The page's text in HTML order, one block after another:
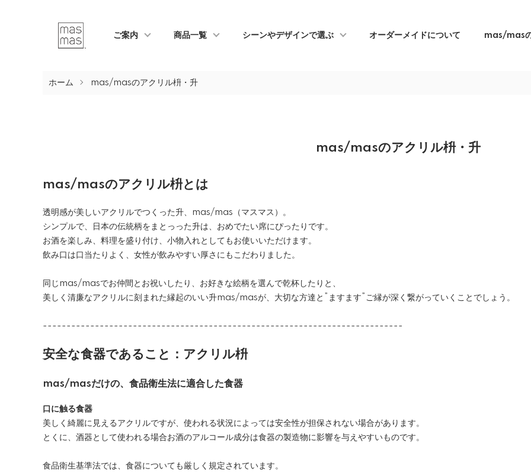
ご案内 商品一覧 シーンやデザインで選ぶ オーダーメイドについて mas/mas
ホーム mas/masのアクリル枡・升
mas/masのアクリル枡・升
mas/masのアクリル枡とは
透明感が美しいアクリルでつくった升、mas/mas（マスマス）。
シンプルで、日本の伝統柄をまとっった升は、おめでたい席にぴったりです。
お酒を楽しみ、料理を盛り付け、小物入れとしてもお使いいただけます。
飲み口は口当たりよく、女性が飲みやすい厚さにもこだわりました。
同じmas/masでお仲間とお祝いしたり、お好きな絵柄を選んで乾杯したりと、
美しく清廉なアクリルに刻まれた縁起のいい升mas/masが、大切な方達と”ますます”ご縁が深く繋がっていくことでしょう。
----------------------------------------------------------------------------
安全な食器であること：アクリル枡
mas/masだけの、食品衛生法に適合した食器
口に触る食器
美しく綺麗に見えるアクリルですが、使われる状況によっては安全性が担保されない場合があります。
とくに、酒器として使われる場合お酒のアルコール成分は食器の製造物に影響を与えやすいものです。
食品衛生基準法では、食器についても厳しく規定されています。